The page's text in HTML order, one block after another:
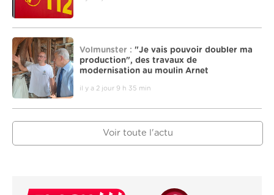
Volmunster : "Je vais pouvoir doubler ma
production", des travaux de
modernisation au moulin Arnet
il y a 2 jour 9 h 35 min
Voir toute l'actu